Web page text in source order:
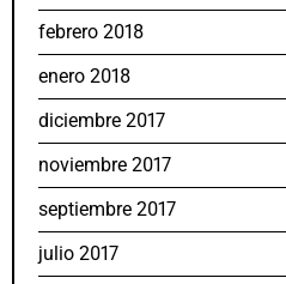
febrero 2018
enero 2018
diciembre 2017
noviembre 2017
septiembre 2017
julio 2017